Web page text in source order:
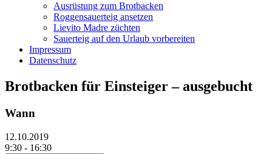
Ausrüstung zum Brotbacken
Roggensauerteig ansetzen
Lievito Madre züchten
Sauerteig auf den Urlaub vorbereiten
Impressum
Datenschutz
Brotbacken für Einsteiger – ausgebucht
Wann
12.10.2019
9:30 - 16:30